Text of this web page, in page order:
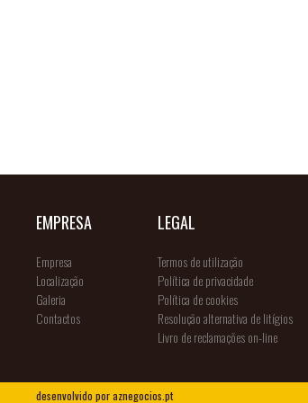
EMPRESA
Empresa
Localização
Galeria
Contactos
LEGAL
Termos de utilização
Política de privacidade
Política de cookies
Resolução alternativa de litígios
Livro de reclamações on-line
desenvolvido poraznegocios.pt